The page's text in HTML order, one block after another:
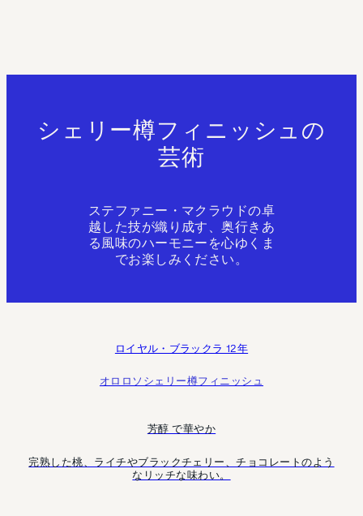
シェリー樽フィニッシュの
芸術
ステファニー・マクラウドの卓
越した技が織り成す、奥行きあ
る風味のハーモニーを心ゆくま
でお楽しみください。
ロイヤル・ブラックラ 12年
オロロソシェリー樽フィニッシュ
芳醇 で華やか
完熟した桃、ライチやブラックチェリー、チョコレートのよう
なリッチな味わい。